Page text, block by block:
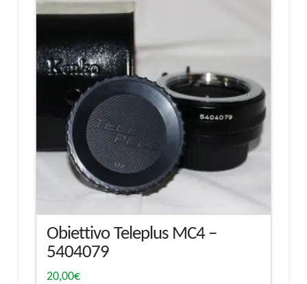
Obiettivo Teleplus MC4 –
5404079
20,00€